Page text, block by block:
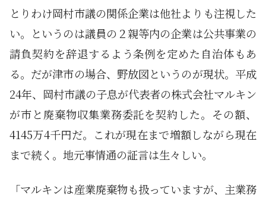
とりわけ岡村市議の関係企業は他社よりも注視した
い。というのは議員の２親等内の企業は公共事業の
請負契約を辞退するよう条例を定めた自治体もあ
る。だが津市の場合、野放図というのが現状。平成
24年、岡村市議の子息が代表者の株式会社マルキン
が市と廃棄物収集業務委託を契約した。その額、
4145万4千円だ。これが現在まで増額しながら現在
まで続く。地元事情通の証言は生々しい。
「マルキンは産業廃棄物も扱っていますが、主業務